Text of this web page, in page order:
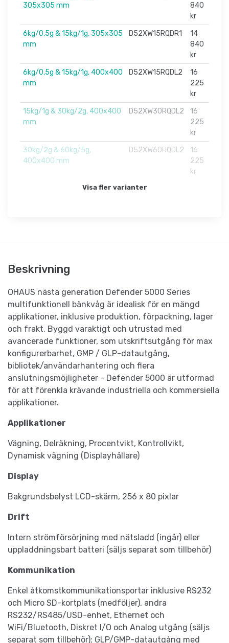
305x305 mm
840
kr
6kg/0,5g & 15kg/1g, 305x305
mm
D52XW15RQDR1
14
840
kr
6kg/0,5g & 15kg/1g, 400x400
mm
D52XW15RQDL2
16
225
kr
15kg/1g & 30kg/2g, 400x400
mm
D52XW30RQDL2
16
225
kr
30kg/2g & 60kg/5g,
400x400 mm
D52XW60RQDL2
16
225
kr
Visa fler varianter
Beskrivning
OHAUS nästa generation Defender 5000 Series
multifunktionell bänkvåg är idealisk för en mängd
applikationer, inklusive produktion, förpackning, lager
och frakt. Byggd varaktigt och utrustad med
avancerade funktioner, som utskriftsutgång för max
konfigurerbarhet, GMP / GLP-datautgång,
bibliotek/användarhantering och flera
anslutningsmöjligheter - Defender 5000 är utformad
för att förenkla krävande industriella och kommersiella
applikationer.
Applikationer
Vägning, Delräkning, Procentvikt, Kontrollvikt,
Dynamisk vägning (Displayhållare)
Display
Bakgrundsbelyst LCD-skärm, 256 x 80 pixlar
Drift
Intern strömförsörjning med nätsladd (ingår) eller
uppladdningsbart batteri (säljs separat som tillbehör)
Kommunikation
Enkel åtkomstkommunikationsportar inklusive RS232
och Micro SD-kortplats (medföljer), andra
RS232/RS485/USD-enhet, Ethernet och
WiFi/Bluetooth, Diskret I/O och Analog utgång (säljs
separat som tillbehör); GLP/GMP-datautgång med